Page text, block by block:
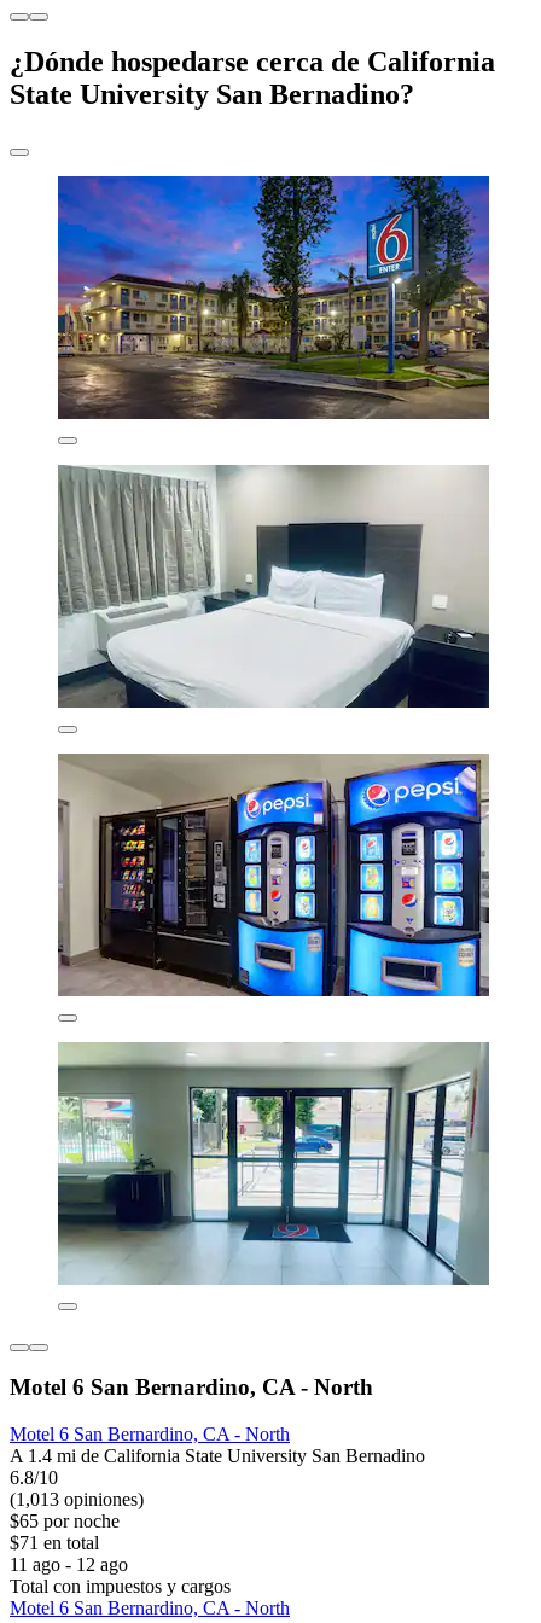
¿Dónde hospedarse cerca de California
State University San Bernadino?
Motel 6 San Bernardino, CA - North
Motel 6 San Bernardino, CA - North
A 1.4 mi de California State University San Bernadino
6.8/10
(1,013 opiniones)
$65 por noche
$71 en total
11 ago - 12 ago
Total con impuestos y cargos
Motel 6 San Bernardino, CA - North